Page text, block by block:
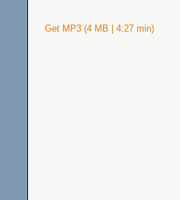
Get MP3 (4 MB | 4:27 min)